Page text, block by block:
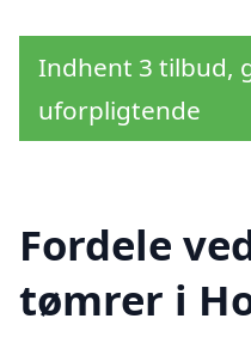
Indhent 3 tilbud,
uforpligtende
Fordele
tømrer i